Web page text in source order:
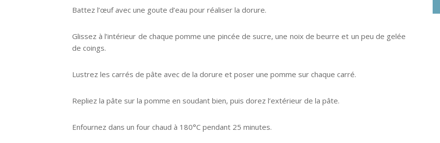
Battez l’œuf avec une goute d’eau pour réaliser la dorure.
Glissez à l’intérieur de chaque pomme une pincée de sucre, une noix de beurre et un peu de gelée
de coings.
Lustrez les carrés de pâte avec de la dorure et poser une pomme sur chaque carré.
Repliez la pâte sur la pomme en soudant bien, puis dorez l’extérieur de la pâte.
Enfournez dans un four chaud à 180°C pendant 25 minutes.